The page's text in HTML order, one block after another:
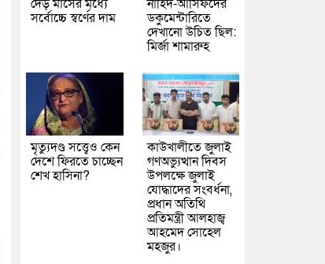
দেড় মাসের মধ্যে
সর্বোচ্চে স্বর্ণের দাম
নাহিদ-আসিফদের
ডকুমেন্টারিতে
দেখানো উচিত ছিল:
মির্জা শামারুহ
মৃত্যুদণ্ড সত্ত্বেও কেন
দেশে ফিরতে চাচ্ছেন
শেখ হাসিনা?
কাউখালীতে জুলাই
গণঅভ্যুত্থান দিবস
উপলক্ষে জুলাই
যোদ্ধাদের সংবর্ধনা,
প্রধান অতিথি
প্রতিমন্ত্রী আলহাজ্ব
আহমেদ সোহেল
মহজুর।